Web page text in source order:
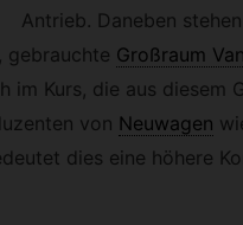
Antrieb. Daneben
gebrauchte Großraum Van
im Kurs, die aus diesem
von Neuwagen
dies eine höhere